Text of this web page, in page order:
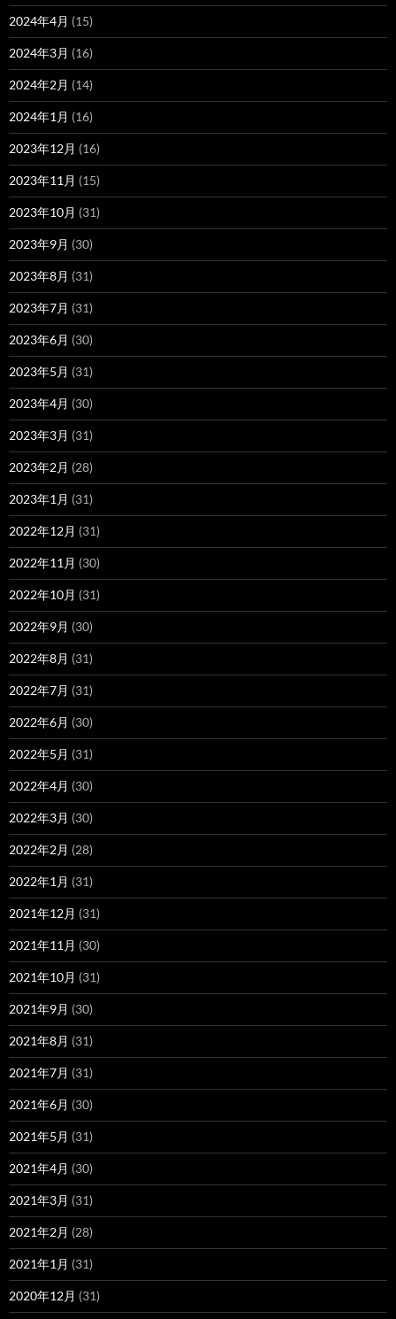
2024年4月 (15)
2024年3月 (16)
2024年2月 (14)
2024年1月 (16)
2023年12月 (16)
2023年11月 (15)
2023年10月 (31)
2023年9月 (30)
2023年8月 (31)
2023年7月 (31)
2023年6月 (30)
2023年5月 (31)
2023年4月 (30)
2023年3月 (31)
2023年2月 (28)
2023年1月 (31)
2022年12月 (31)
2022年11月 (30)
2022年10月 (31)
2022年9月 (30)
2022年8月 (31)
2022年7月 (31)
2022年6月 (30)
2022年5月 (31)
2022年4月 (30)
2022年3月 (30)
2022年2月 (28)
2022年1月 (31)
2021年12月 (31)
2021年11月 (30)
2021年10月 (31)
2021年9月 (30)
2021年8月 (31)
2021年7月 (31)
2021年6月 (30)
2021年5月 (31)
2021年4月 (30)
2021年3月 (31)
2021年2月 (28)
2021年1月 (31)
2020年12月 (31)